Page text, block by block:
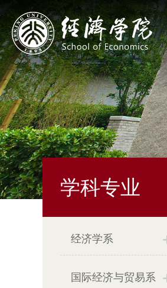
学科专业
经济学系
国际经济与贸易系